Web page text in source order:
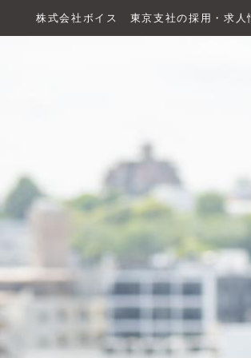
株式会社ボイス 東京支社の採用・求人